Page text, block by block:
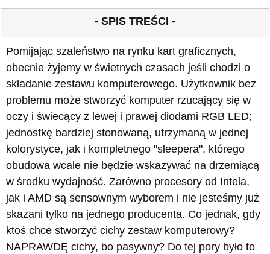
- SPIS TREŚCI -
Pomijając szaleństwo na rynku kart graficznych,
obecnie żyjemy w świetnych czasach jeśli chodzi o
składanie zestawu komputerowego. Użytkownik bez
problemu może stworzyć komputer rzucający się w
oczy i świecący z lewej i prawej diodami RGB LED;
jednostkę bardziej stonowaną, utrzymaną w jednej
kolorystyce, jak i kompletnego "sleepera", którego
obudowa wcale nie będzie wskazywać na drzemiącą
w środku wydajność. Zarówno procesory od Intela,
jak i AMD są sensownym wyborem i nie jesteśmy już
skazani tylko na jednego producenta. Co jednak, gdy
ktoś chce stworzyć cichy zestaw komputerowy?
NAPRAWDĘ cichy, bo pasywny? Do tej pory było to